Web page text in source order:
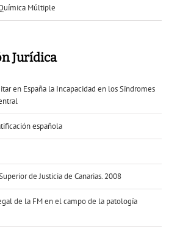
Múltiple
Jurídica
en España la Incapacidad en los Sïndromes
española
de Justicia de Canarias. 2008
de la FM en el campo de la patología